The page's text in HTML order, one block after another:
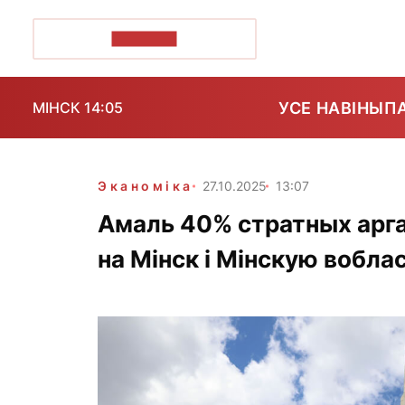
МІНСК 14:05 УСЕ НАВІНЫ
Эканоміка 27.10.2025 13:07
Амаль 40% стратных
на Мінск і Мінскую